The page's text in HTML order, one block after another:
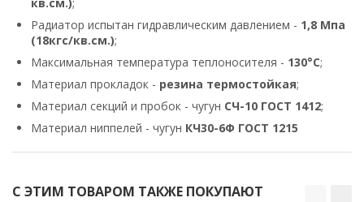
Радиатор испытан гидравлическим давлением - 1,8 Мпа
(18кгс/кв.см.);
Максимальная температура теплоносителя - 130°С;
Материал прокладок - резина термостойкая;
Материал секций и пробок - чугун СЧ-10 ГОСТ 1412;
Материал ниппелей - чугун КЧ30-6Ф ГОСТ 1215
С ЭТИМ ТОВАРОМ ТАКЖЕ ПОКУПАЮТ